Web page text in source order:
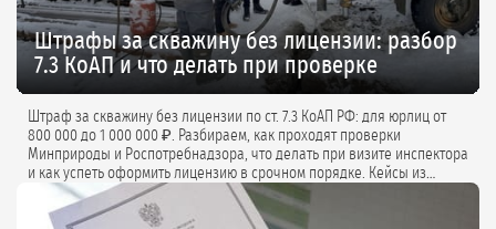
Штрафы за скважину без лицензии: разбор
7.3 КоАП и что делать при проверке
Штраф за скважину без лицензии по ст. 7.3 КоАП РФ: для юрлиц от
800 000 до 1 000 000 ₽. Разбираем, как проходят проверки
Минприроды и Роспотребнадзора, что делать при визите инспектора
и как успеть оформить лицензию в срочном порядке. Кейсы из
практики и советы экспертов.